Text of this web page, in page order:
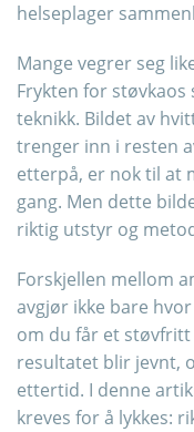
helseplager
Mange vegrer seg
Frykten for
teknikk. Bildet av
trenger inn i resten
etterpå, er nok til at
gang. Men dette
riktig utstyr og
Forskjellen mellom
avgjør ikke bare
om du får et
resultatet blir jevnt,
ettertid. I denne
kreves for å lykkes: